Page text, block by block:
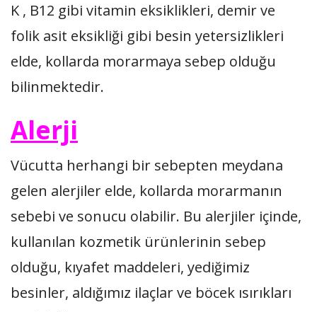
K , B12 gibi vitamin eksiklikleri, demir ve
folik asit eksikliği gibi besin yetersizlikleri
elde, kollarda morarmaya sebep olduğu
bilinmektedir.
Alerji
Vücutta herhangi bir sebepten meydana
gelen alerjiler elde, kollarda morarmanın
sebebi ve sonucu olabilir. Bu alerjiler içinde,
kullanılan kozmetik ürünlerinin sebep
olduğu, kıyafet maddeleri, yediğimiz
besinler, aldığımız ilaçlar ve böcek ısırıkları